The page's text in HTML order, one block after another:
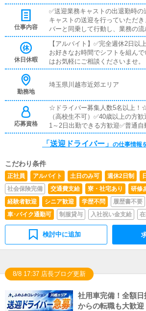
研修期間あり※期間は1ヵ月ほど
きます。
仕事内容
✅送迎業務キャストの出退勤時
キャストの送迎を行っていただ
バーと同乗して行動し、業務の
ので、未経験の方でも安心して
接客をお願いすることはありま
ます。※希に対面でのお客様対応
す。✅清掃業務その他空いた時間
の運転と気配りが出来る方であれ
眠を取ったり、食事をしたり、
をしたり、過ごし方は自由ですよ
効活用してみませんか？ドライ
考えの方も、是非ご相談ください
休日休暇
【アルバイト】✅完全週休2日以
お好きなお時間でシフトを組ん
はお気軽にご相談くださいませ。
勤務地
埼玉県川越市近郊エリア
応募資格
☆ドライバー募集人数5名以上！
（高校生不可）✅40歳以上の方
1～2日出勤できる方歓迎✅普通
以上✅学歴不問✅未経験者大歓
意保険（対物・対人）加入済みの
「送迎ドライバー」 の仕事情報
こだわり条件
正社員 アルバイト 土日のみ可 週休2日制
社会保険完備
交通費支給 寮・社宅あり 研修
経験者歓迎
シニア歓迎 学歴不問 履歴書不要
車･バイク通勤可
制服貸与 入社祝い金支給
検討中に追加
8/8 17:37 店長ブログ更新
社用車完備！全額
からの転職も大歓